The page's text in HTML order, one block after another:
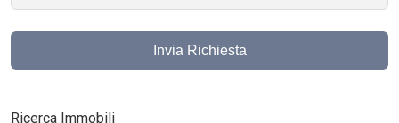
Invia Richiesta
Ricerca Immobili